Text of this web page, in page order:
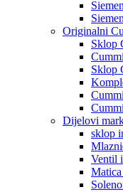
Originalni
Sklop
Sklop
Dijelovi
sklop
Ventil